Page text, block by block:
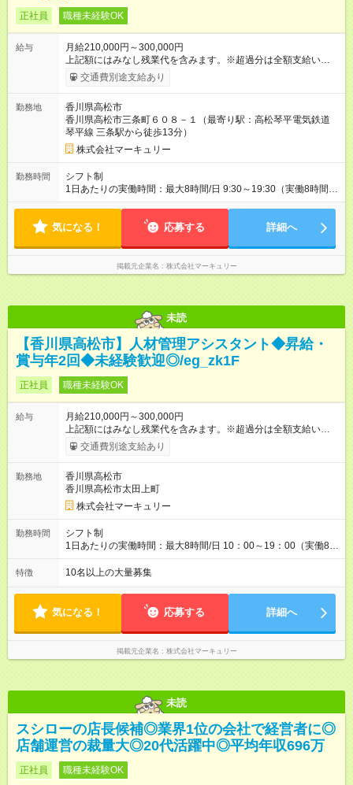
正社員 職種未経験OK
給与
月給210,000円～300,000円
上記額にはみなし残業代を含みます。※超過分は全額支給いたし
ます。 みなし残業代 14,616円／月 みなし残業時間 10時間／月
※能力やスキルを考慮の上、当社規程により決定します。 ーー
に1回の「年次昇給」があり、仕事での成果にあわせて昇給しま
す。特に頑張っている人は、上長の裁量でさらにプラスの昇給
となることも。努力や成長が収入につながる環境です。 【試用
期間】試用期間あり 試用期間の長さ：3ヶ月 雇用形態、給与は
本採用時と同じです。
交通費別途支給あり
勤務地
香川県高松市
香川県高松市三条町６０８－１（最寄り駅：高松琴平電気鉄道
琴平線 三条駅から徒歩13分）
株式会社マーキュリー
勤務時間
シフト制
1日あたりの実働時間：最大8時間/日 9:30～19:30（実働8時間／
休憩1時間） ■週5日勤務 ■残業ほぼなし ■希望休あり
気になる！ 応募する 詳細へ
掲載元企業名 株式会社マーキュリー
未読
【香川県高松市】人材管理アシスタント◆昇給・
賞与年2回◆未経験歓迎◎/eg_zk1F
正社員 職種未経験OK
給与
月給210,000円～300,000円
上記額にはみなし残業代を含みます。※超過分は全額支給いたし
ます。 みなし残業代 14,616円／月 みなし残業時間 10時間／月
※能力やスキルを考慮の上、当社規程により決定します。 ーー
に1回の「年次昇給」があり、仕事での成果にあわせて昇給しま
す。特に頑張っている人は、上長の裁量でさらにプラスの昇給
となることも。努力や成長が収入につながる環境です。 【試用
期間】試用期間あり 試用期間の長さ：3ヶ月 雇用形態、給与は
本採用時と同じです。
交通費別途支給あり
勤務地
香川県高松市
香川県高松市太田上町
株式会社マーキュリー
勤務時間
シフト制
1日あたりの実働時間：最大8時間/日 10：00～19：00（実働8時
間） ※勤務地により異なります。
特徴 10名以上の大量募集
気になる！ 応募する 詳細へ
掲載元企業名 株式会社マーキュリー
未読
スシローの店長候補◎業界1位の会社で経営者に◎
店舗運営の裁量大◎20代活躍中◎平均年収696万
正社員 職種未経験OK